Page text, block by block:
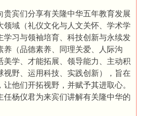
贵宾们分享有关隆中华五年教育发展
领域（礼仪文化与人文关怀、学术学
学习与领袖培育、科技创新与永续发
养（品德素养、同理关爱、人际沟
美学、才能拓展、领导能力、主动积
视野、运用科技、实践创新），旨在
他们开拓视野，并赋予其进取心。
任杨仪君为来宾们讲解有关隆中华的